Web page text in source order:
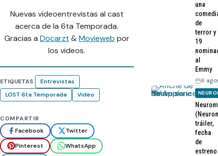
Nuevas videoentrevistas al cast
acerca de la 6ta Temporada.
Gracias a Docarzt &Movieweb por
los videos.
ETIQUETAS
Entrevistas
LOST 6ta Temporada
Video
COMPARTIR
Facebook
Twitter
Pinterest
WhatsApp
una
de
terror y
19
al
Emmy
6
tráiler,
fecha
de
estreno